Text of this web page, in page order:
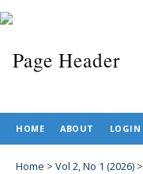
HOME ABOUT LOGIN
Home > Vol 2, No 1 (2026) >